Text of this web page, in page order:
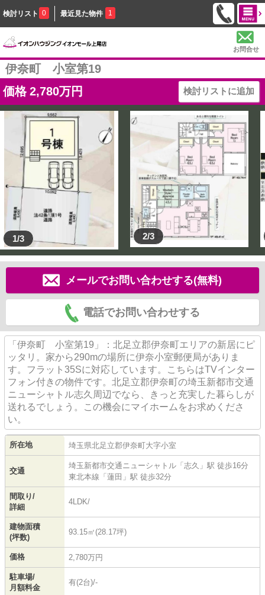
検討リスト 0 最近見た物件 1
お問合せ
伊奈町 小室第19
価格 2,780万円 検討リストに追加
1/3 2/3
メールでお問い合わせする(無料)
電話でお問い合わせする
「伊奈町 小室第19」：北足立郡伊奈町エリアの新居にピ
ッタリ。家から290mの場所に伊奈小室郵便局がありま
す。フラット35Sに対応しています。こちらはTVインター
フォン付きの物件です。北足立郡伊奈町の埼玉新都市交通
ニューシャトル志久周辺でなら、きっと充実した暮らしが
送れるでしょう。この機会にマイホームをお求めくださ
い。
所在地 埼玉県北足立郡伊奈町大字小室
交通
埼玉新都市交通ニューシャトル 「 志久 」駅 徒歩16分
東北本線 「 蓮田 」駅 徒歩32分
間取り/
詳細
4LDK/
建物面積
(坪数)
93.15㎡(28.17坪)
価格 2,780万円
駐車場/
月額料金
有(2台)/-